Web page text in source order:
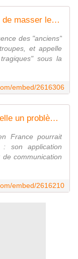
Vidéo. L'Ukraine accuse le Bélarus de masser les troupes à la frontière
des "anciens"
et appelle
sous la
embed/2616306
Vidéo. L'arrestation de Dourov est-elle un problème pour l'armée russe en Ukraine ?
France pourrait
son application
communication
embed/2616210